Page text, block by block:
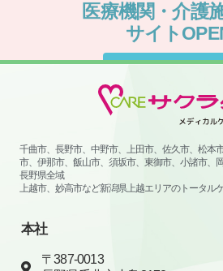
サイトはこちらか
千曲市、長野市、中野市、上田市、佐久市、松本
市、伊那市、飯山市、須坂市、東御市、小諸市、
長野県全域
上越市、妙高市など新潟県上越エリアのトータル
本社
〒387-0013